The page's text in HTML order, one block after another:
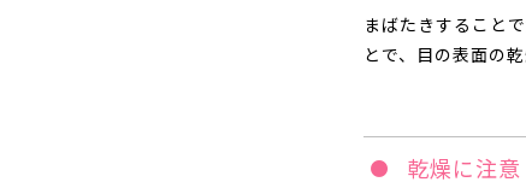
まばたきすること
とで、目の表面の
乾燥に注意